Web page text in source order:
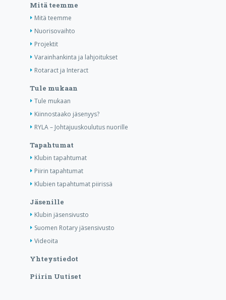
Mitä teemme
Mitä teemme
Nuorisovaihto
Projektit
Varainhankinta ja lahjoitukset
Rotaract ja Interact
Tule mukaan
Tule mukaan
Kiinnostaako jäsenyys?
RYLA – Johtajuuskoulutus nuorille
Tapahtumat
Klubin tapahtumat
Piirin tapahtumat
Klubien tapahtumat piirissä
Jäsenille
Klubin jäsensivusto
Suomen Rotary jäsensivusto
Videoita
Yhteystiedot
Piirin Uutiset